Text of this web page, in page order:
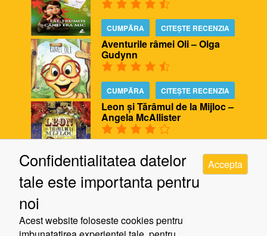
CUMPĂRA CITEȘTE RECENZIA
Aventurile râmei Oli – Olga
Gudynn
CUMPĂRA CITEȘTE RECENZIA
Leon și Tărâmul de la Mijloc –
Angela McAllister
CUMPĂRA CITEȘTE RECENZIA
Biblioteca ursului – Poppy
Bishop, Alison Edgson
CUMPĂRA CITEȘTE RECENZIA
Cinci minute de răgaz – Jill
Confidentialitatea datelor
tale este importanta pentru
noi
Acest website foloseste cookies pentru
Accepta